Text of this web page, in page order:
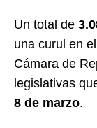
Un total de
una curul en
Cámara de
legislativas
8 de marzo.